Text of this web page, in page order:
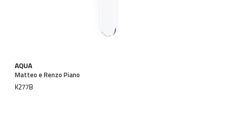
AQUA
Matteo e Renzo Piano
K277B